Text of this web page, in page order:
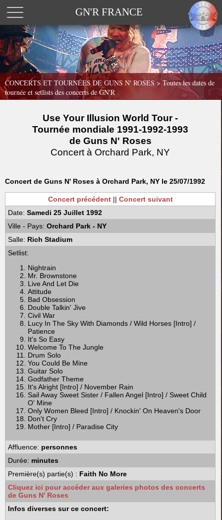
GN'R FRANCE
CONCERTS ET TOURNÉES DE GUNS N' ROSES > Toutes les dates de
tournée et setlists des concerts de GN'R
Use Your Illusion World Tour -
Tournée mondiale 1991-1992-1993
de Guns N' Roses
Concert à Orchard Park, NY
Concert de Guns N' Roses à Orchard Park, NY le 25/07/1992
Concert précédent|| Concert suivant
Date:Samedi 25 Juillet 1992
Ville - Pays:Orchard Park - NY
Salle: Rich Stadium
Setlist:
Nightrain
Mr. Brownstone
Live And Let Die
Attitude
Bad Obsession
Double Talkin' Jive
Civil War
Lucy In The Sky With Diamonds / Wild Horses [Intro] /
Patience
It's So Easy
Welcome To The Jungle
Drum Solo
You Could Be Mine
Guitar Solo
Godfather Theme
It's Alright [Intro] / November Rain
Sail Away Sweet Sister / Fallen Angel [Intro] / Sweet Child
O' Mine
Only Women Bleed [Intro] / Knockin' On Heaven's Door
Don't Cry
Mother [Intro] / Paradise City
Affluence: personnes
Durée: minutes
Première(s) partie(s) : Faith No More
Cliquez ici pour accéder aux galeries photos des concerts
de Guns N' Roses
Infos diverses sur ce concert: